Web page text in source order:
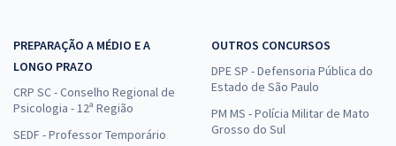
PREPARAÇÃO A MÉDIO E A
LONGO PRAZO
CRP SC - Conselho Regional de
Psicologia - 12ª Região
SEDF - Professor Temporário
OUTROS CONCURSOS
DPE SP - Defensoria Pública do
Estado de São Paulo
PM MS - Polícia Militar de Mato
Grosso do Sul